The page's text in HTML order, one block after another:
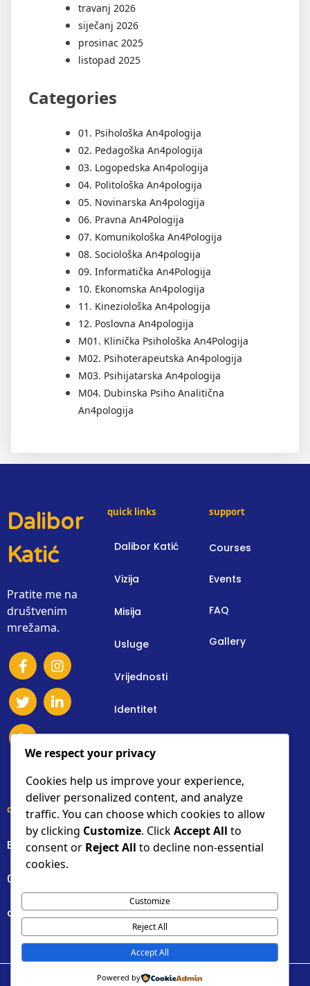
travanj 2026
siječanj 2026
prosinac 2025
listopad 2025
Categories
01. Psihološka An4pologija
02. Pedagoška An4pologija
03. Logopedska An4pologija
04. Politološka An4pologija
05. Novinarska An4pologija
06. Pravna An4Pologija
07. Komunikološka An4Pologija
08. Sociološka An4pologija
09. Informatička An4Pologija
10. Ekonomska An4pologija
11. Kineziološka An4pologija
12. Poslovna An4pologija
M01. Klinička Psihološka An4Pologija
M02. Psihoterapeutska An4pologija
M03. Psihijatarska An4pologija
M04. Dubinska Psiho Analitična
An4pologija
Dalibor
Katić
Pratite me na
društvenim
mrežama.
quick links
Dalibor Katić
Vizija
Misija
Usluge
Vrijednosti
Identitet
support
Courses
Events
FAQ
Gallery
contact details
Bilogorska 17d, Dumovec, Zagreb, Croatia
0955049564
dalibor.katic@gmail.com
We respect your privacy
Cookies help us improve your experience,
deliver personalized content, and analyze
traffic. You can choose which cookies to allow
by clicking Customize. ClickAccept All to
consent or Reject All to decline non-essential
cookies.
Customize
Reject All
Accept All
Powered by